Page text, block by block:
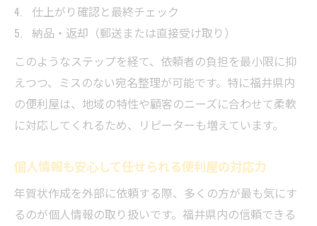
仕上がり確認と最終チェック
納品・返却（郵送または直接受け取り）
このようなステップを経て、依頼者の負担を最小限に抑
えつつ、ミスのない宛名整理が可能です。特に福井県内
の便利屋は、地域の特性や顧客のニーズに合わせて柔軟
に対応してくれるため、リピーターも増えています。
個人情報も安心して任せられる便利屋の対応力
年賀状作成を外部に依頼する際、多くの方が最も気にす
るのが個人情報の取り扱いです。福井県内の信頼できる